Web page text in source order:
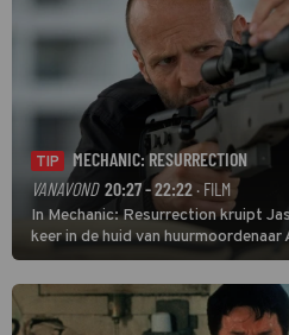
TIP
MECHANIC: RESURRECTION
VANAVOND 20:27 - 22:22· FILM
In Mechanic: Resurrection kruipt
keer in de huid van
donder op kunt zeggen dat er van
veel terechtkomt.